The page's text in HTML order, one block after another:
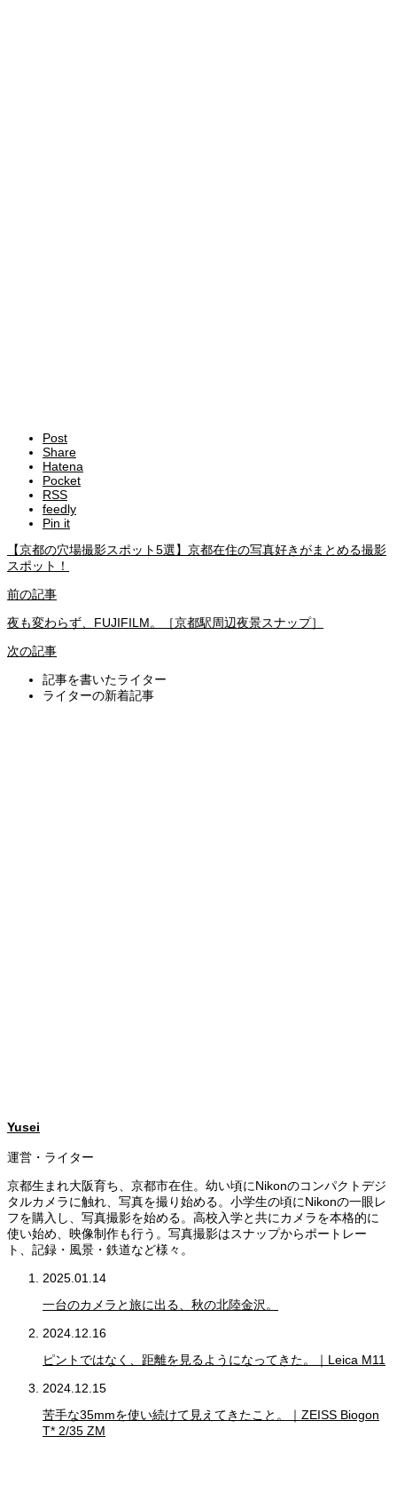
Post
Share
Hatena
Pocket
RSS
feedly
Pin it
【京都の穴場撮影スポット5選】京都在住の写真好きがまとめる撮影
スポット！
前の記事
夜も変わらず、FUJIFILM。［京都駅周辺夜景スナップ］
次の記事
記事を書いたライター
ライターの新着記事
Yusei
運営・ライター
京都生まれ大阪育ち、京都市在住。幼い頃にNikonのコンパクトデジ
タルカメラに触れ、写真を撮り始める。小学生の頃にNikonの一眼レ
フを購入し、写真撮影を始める。高校入学と共にカメラを本格的に
使い始め、映像制作も行う。写真撮影はスナップからポートレー
ト、記録・風景・鉄道など様々。
2025.01.14
一台のカメラと旅に出る、秋の北陸金沢。
2024.12.16
ピントではなく、距離を見るようになってきた。｜Leica M11
2024.12.15
苦手な35mmを使い続けて見えてきたこと。｜ZEISS Biogon
T* 2/35 ZM